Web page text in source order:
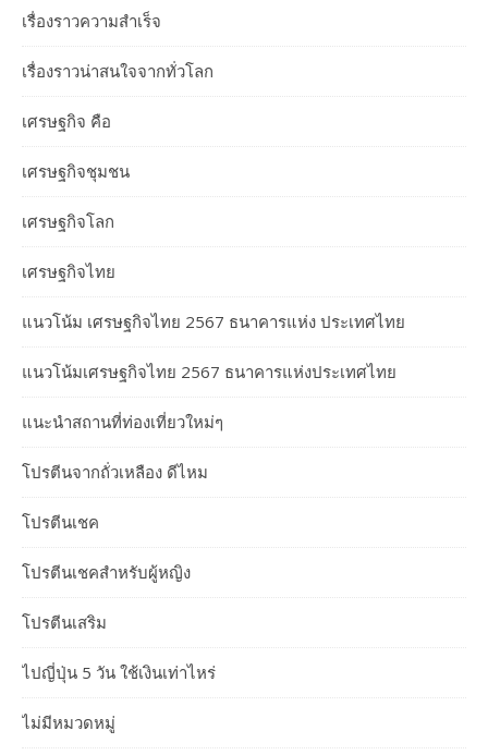
เรื่องราวความสำเร็จ
เรื่องราวน่าสนใจจากทั่วโลก
เศรษฐกิจ คือ
เศรษฐกิจชุมชน
เศรษฐกิจโลก
เศรษฐกิจไทย
แนวโน้ม เศรษฐกิจไทย 2567 ธนาคารแห่ง ประเทศไทย
แนวโน้มเศรษฐกิจไทย 2567 ธนาคารแห่งประเทศไทย
แนะนำสถานที่ท่องเที่ยวใหม่ๆ
โปรตีนจากถั่วเหลือง ดีไหม
โปรตีนเชค
โปรตีนเชคสำหรับผู้หญิง
โปรตีนเสริม
ไปญี่ปุ่น 5 วัน ใช้เงินเท่าไหร่
ไม่มีหมวดหมู่